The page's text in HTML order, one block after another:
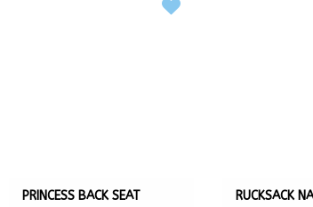
PRINCESS BACK SEAT
RUCKSACK